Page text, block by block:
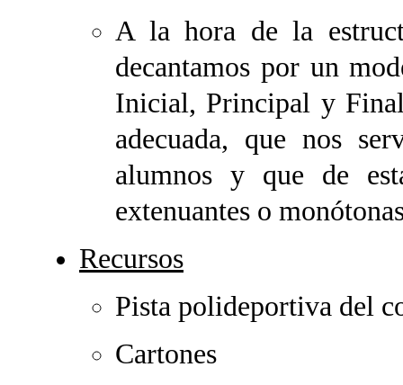
A la hora de la
decantamos por un
Inicial, Principal y
adecuada, que nos
alumnos y que de
extenuantes o
Recursos
Pista polideportiva del
Cartones